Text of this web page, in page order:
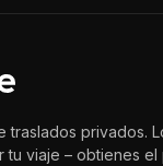
traslados privados.
tu viaje – obtienes el